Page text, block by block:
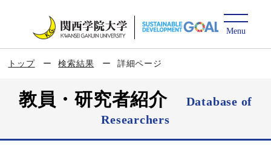
トップ 検索結果 詳細ページ
教員・研究者紹介
Database of
Researchers